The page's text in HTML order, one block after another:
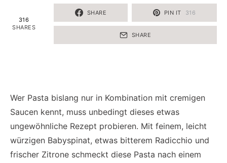
316
SHARES
SHARE PIN IT 316
SHARE
Wer Pasta bislang nur in Kombination mit cremigen
Saucen kennt, muss unbedingt dieses etwas
ungewöhnliche Rezept probieren. Mit feinem, leicht
würzigen Babyspinat, etwas bitterem Radicchio und
frischer Zitrone schmeckt diese Pasta nach einem